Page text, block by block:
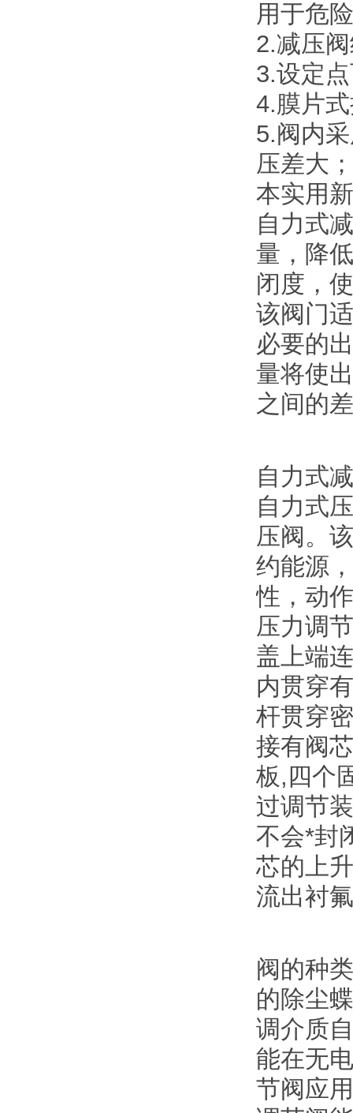
用于危
2.减压
3.设定
4.膜片
5.阀内
压差大；
本实用
自力式
量，降
闭度，
该阀门
必要的
量将使
之间的
自力式
自力式
压阀。
约能源
性，动
压力调
盖上端
内贯穿
杆贯穿
接有阀
板,四个
过调节
不会*封
芯的上
流出衬
阀的种
的除尘
调介质
能在无
节阀应